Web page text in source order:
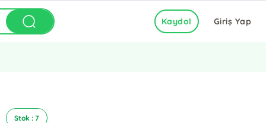
Giriş Yap
Kaydol
Stok : 7